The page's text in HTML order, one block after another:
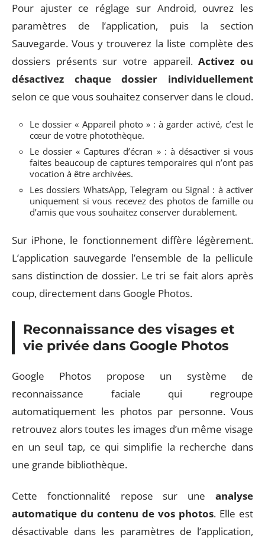
Pour ajuster ce réglage sur Android, ouvrez les
paramètres de l’application, puis la section
Sauvegarde. Vous y trouverez la liste complète des
dossiers présents sur votre appareil.Activez ou
désactivez chaque dossier individuellement
selon ce que vous souhaitez conserver dans le cloud.
Le dossier « Appareil photo » : à garder activé, c’est le
cœur de votre photothèque.
Le dossier « Captures d’écran » : à désactiver si vous
faites beaucoup de captures temporaires qui n’ont pas
vocation à être archivées.
Les dossiers WhatsApp, Telegram ou Signal : à activer
uniquement si vous recevez des photos de famille ou
d’amis que vous souhaitez conserver durablement.
Sur iPhone, le fonctionnement diffère légèrement.
L’application sauvegarde l’ensemble de la pellicule
sans distinction de dossier. Le tri se fait alors après
coup, directement dans Google Photos.
Reconnaissance des visages et
vie privée dans Google Photos
Google Photos propose un système de
reconnaissance faciale qui regroupe
automatiquement les photos par personne. Vous
retrouvez alors toutes les images d’un même visage
en un seul tap, ce qui simplifie la recherche dans
une grande bibliothèque.
Cette fonctionnalité repose sur une analyse
automatique du contenu de vos photos. Elle est
désactivable dans les paramètres de l’application,